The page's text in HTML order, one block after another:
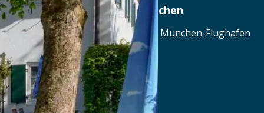
Airbräu am Flughafen München
Terminalstraße Mitte 18, 85356 München-Flughafen
Tel.: Tel.: 089 - 97593111
Details
www.airbraeu.de